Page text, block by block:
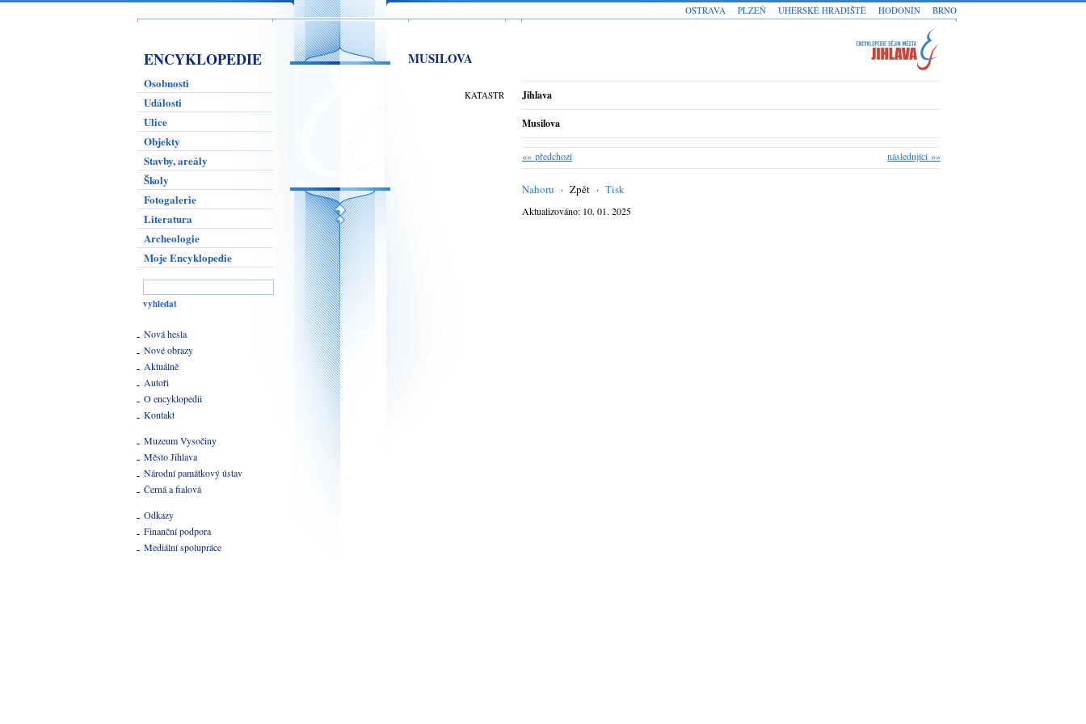
ENCYKLOPEDIE
Osobnosti
Události
Ulice
Objekty
Stavby, areály
Školy
Fotogalerie
Literatura
Archeologie
Moje Encyklopedie
Nová hesla
Nové obrazy
Aktuálně
Autoři
O encyklopedii
Kontakt
Muzeum Vysočiny
Město Jihlava
Národní památkový ústav
Černá a fialová
Odkazy
Finanční podpora
Mediální spolupráce
MUSILOVA
KATASTR Jihlava
Musilova
následující »»
«« předchozí
Nahoru · Zpět · Tisk
Aktualizováno: 10. 01. 2025
BRNO
HODONÍN
UHERSKÉ HRADIŠTĚ
PLZEŇ
OSTRAVA